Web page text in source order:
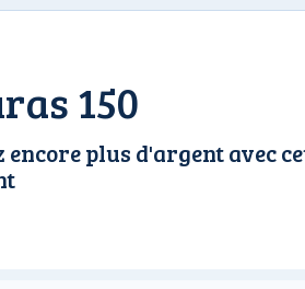
150
encore plus d'argent avec